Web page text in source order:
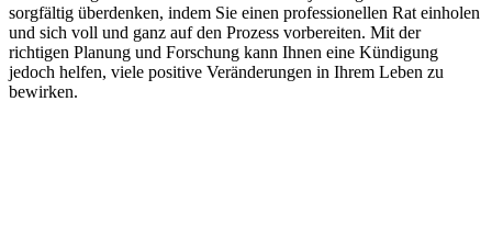
sorgfältig überdenken, indem Sie einen professionellen Rat einholen
und sich voll und ganz auf den Prozess vorbereiten. Mit der
richtigen Planung und Forschung kann Ihnen eine Kündigung
jedoch helfen, viele positive Veränderungen in Ihrem Leben zu
bewirken.